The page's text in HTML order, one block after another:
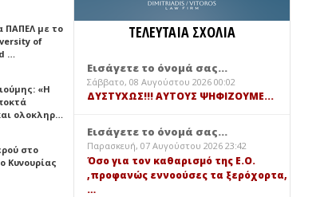
ΠΑΠΕΛ με το
of
…
«Η
ολοκληρ…
στο
Κυνουρίας
ΤΕΛΕΥΤΑΙΑ ΣΧΟΛΙΑ
Εισάγετε το όνομά σας...
Σάββατο, 08 Αυγούστου 2026 00:02
ΔΥΣΤΥΧΩΣ!!! ΑΥΤΟΥΣ ΨΗΦΙΖΟΥΜΕ...
Εισάγετε το όνομά σας...
Παρασκευή, 07 Αυγούστου 2026 23:42
Όσο για τον καθαρισμό της Ε.Ο.
,προφανώς εννοούσες τα ξερόχορτα,
…